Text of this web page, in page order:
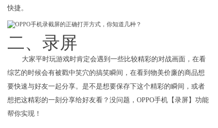
快捷。
二、录屏
大家平时玩游戏时肯定会遇到一些比较精彩的对战画面，在看
综艺的时候会有被戳中笑穴的搞笑瞬间，在看到物美价廉的商品想
要快速与好友一起分享。是不是想要保存下这个精彩的瞬间，或者
想把这精彩的一刻分享给好友看？没问题，OPPO手机【录屏】功能
帮你实现！